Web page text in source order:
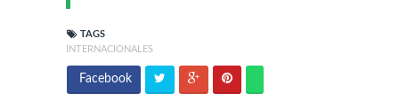
TAGS
INTERNACIONALES
Facebook